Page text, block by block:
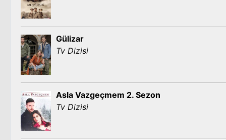
Gülizar
Tv Dizisi
Asla Vazgeçmem 2. Sezon
Tv Dizisi